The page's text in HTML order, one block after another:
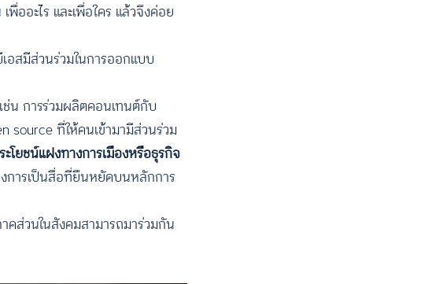
พื่ออะไร และเพื่อใคร แล้วจึงค่อย
อสมีส่วนร่วมในการออกแบบ
น การร่วมผลิตคอนเทนต์กับ
source ที่ให้คนเข้ามามีส่วนร่วม
โยชน์แฝงทางการเมืองหรือธุรกิจ
งการเป็นสื่อที่ยืนหยัดบนหลักการ
คส่วนในสังคมสามารถมาร่วมกัน